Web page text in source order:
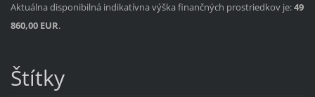
Aktuálna disponibilná indikatívna výška finančných prostriedkov je:49
860,00 EUR.
Štítky